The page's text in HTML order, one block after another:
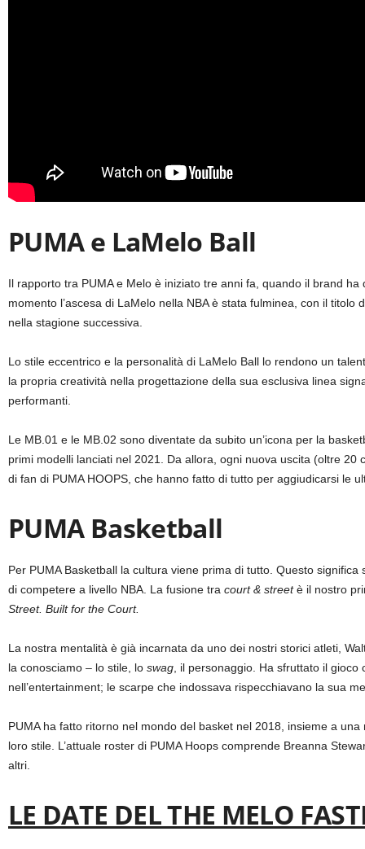
PUMA e LaMelo Ball
Il rapporto tra PUMA e Melo è iniziato tre anni fa, quando il brand
momento l’ascesa di LaMelo nella NBA è stata fulminea, con il
nella stagione successiva.
Lo stile eccentrico e la personalità di LaMelo Ball lo rendono un
la propria creatività nella progettazione della sua esclusiva linea
performanti.
Le MB.01 e le MB.02 sono diventate da subito un’icona per la
primi modelli lanciati nel 2021. Da allora, ogni nuova uscita (oltre
di fan di PUMA HOOPS, che hanno fatto di tutto per aggiudicarsi le
PUMA Basketball
Per PUMA Basketball la cultura viene prima di tutto. Questo
di competere a livello NBA. La fusione tra court & streetè il nostro
Street. Built for the Court.
La nostra mentalità è già incarnata da uno dei nostri storici atleti,
la conosciamo – lo stile, lo swag , il personaggio. Ha sfruttato il
nell’entertainment; le scarpe che indossava rispecchiavano la sua
PUMA ha fatto ritorno nel mondo del basket nel 2018, insieme a
loro stile. L’attuale roster di PUMA Hoops comprende Breanna
altri.
LE DATE DEL THE MELO